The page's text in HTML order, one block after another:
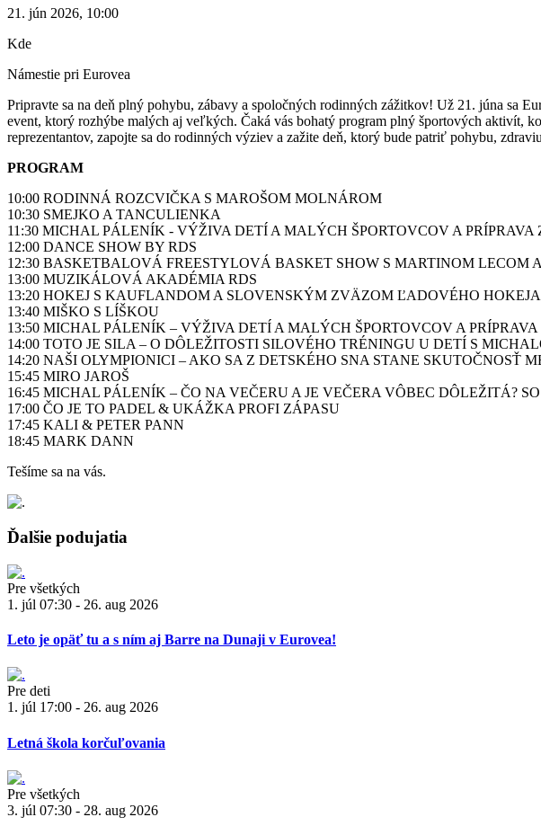
21. jún 2026, 10:00
Kde
Námestie pri Eurovea
Pripravte sa na deň plný pohybu, zábavy a spoločných rodinných zážitkov! Už 21. júna sa
event, ktorý rozhýbe malých aj veľkých. Čaká vás bohatý program plný športových aktivít,
reprezentantov, zapojte sa do rodinných výziev a zažite deň, ktorý bude patriť pohybu,
PROGRAM
10:00 RODINNÁ ROZCVIČKA S MAROŠOM MOLNÁROM
10:30 SMEJKO A TANCULIENKA
11:30 MICHAL PÁLENÍK - VÝŽIVA DETÍ A MALÝCH ŠPORTOVCOV A PRÍPRAVA
12:00 DANCE SHOW BY RDS
12:30 BASKETBALOVÁ FREESTYLOVÁ BASKET SHOW S MARTINOM LECOM
13:00 MUZIKÁLOVÁ AKADÉMIA RDS
13:20 HOKEJ S KAUFLANDOM A SLOVENSKÝM ZVÄZOM ĽADOVÉHO
13:40 MIŠKO S LÍŠKOU
13:50 MICHAL PÁLENÍK – VÝŽIVA DETÍ A MALÝCH ŠPORTOVCOV A
14:00 TOTO JE SILA – O DÔLEŽITOSTI SILOVÉHO TRÉNINGU U DETÍ S
14:20 NAŠI OLYMPIONICI – AKO SA Z DETSKÉHO SNA STANE SKUTOČNOSŤ
15:45 MIRO JAROŠ
16:45 MICHAL PÁLENÍK – ČO NA VEČERU A JE VEČERA VÔBEC DÔLEŽITÁ?
17:00 ČO JE TO PADEL & UKÁŽKA PROFI ZÁPASU
17:45 KALI & PETER PANN
18:45 MARK DANN
Tešíme sa na vás.
Ďalšie podujatia
Pre všetkých
1. júl 07:30 - 26. aug 2026
Leto je opäť tu a s ním aj Barre na Dunaji v Eurovea!
Pre deti
1. júl 17:00 - 26. aug 2026
Letná škola korčuľovania
Pre všetkých
3. júl 07:30 - 28. aug 2026